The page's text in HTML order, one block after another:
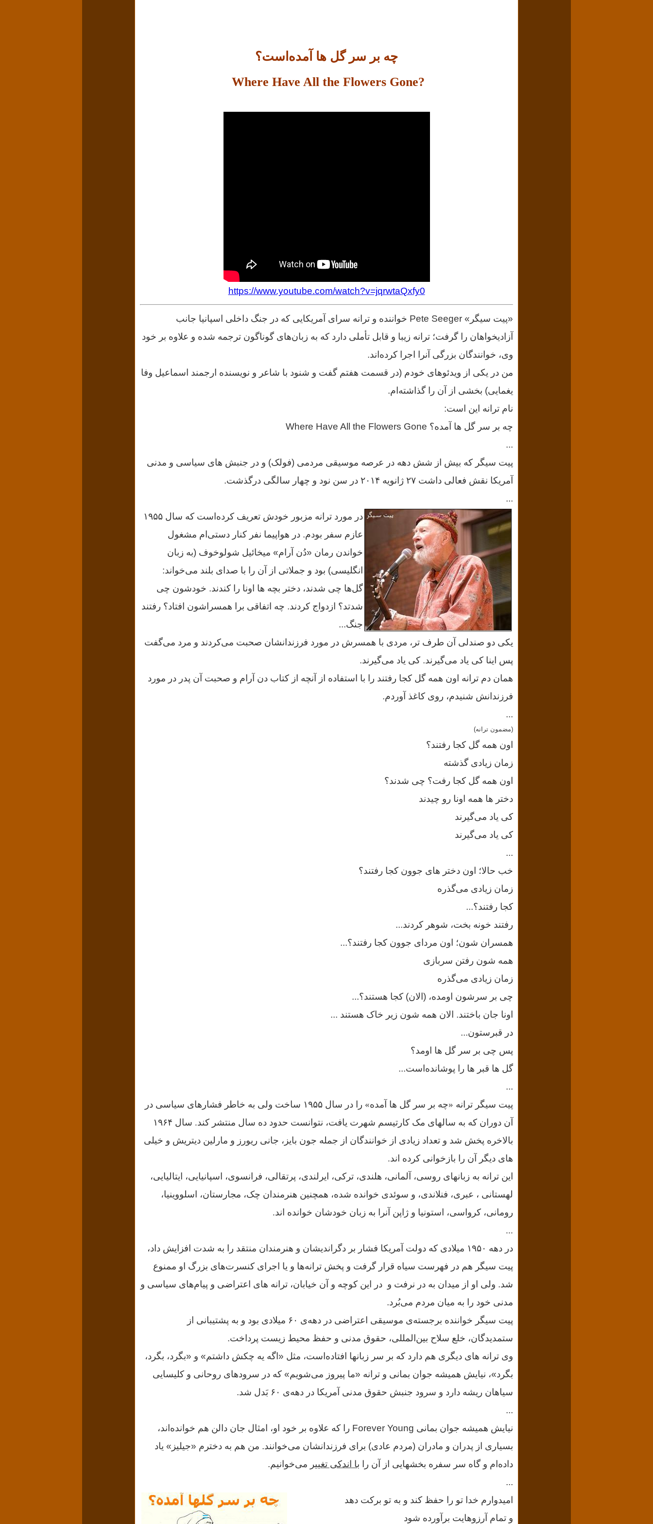
چه بر سر گل ها آمده‌است؟
?Where Have All the Flowers Gone
https://www.youtube.com/watch?v=jqrwtaQxfy0
«پیت سیگر» Pete Seeger خواننده و ترانه سرای آمریکایی که در جنگ داخلی اسپانیا جانب
آزادیخواهان را گرفت؛ ترانه زیبا و قابل تأملی دارد که به زبان‌های گوناگون ترجمه شده و علاوه بر خود
وی، خوانندگان بزرگی آنرا اجرا کرده‌اند.
من در یکی از ویدئوهای خودم (در قسمت هفتم گفت و شنود با شاعر و نویسنده ارجمند اسماعیل وفا
یغمایی) بخشی از آن را گذاشته‌ام.
نام ترانه این است:
چه بر سر گل ها آمده؟ Where Have All the Flowers Gone
...
پیت سیگر که بیش از شش دهه در عرصه موسیقی مردمی (فولک) و در جنبش های سیاسی و مدنی
آمریکا نقش فعالی داشت ۲۷ ژانویه ۲۰۱۴ در سن نود و چهار سالگی درگذشت.
...
در مورد ترانه مزبور خودش تعریف کرده‌است که سال ۱۹۵۵
عازم سفر بودم. در هواپیما نفر کنار دستی‌ام مشغول
خواندن رمان «دُن آرام» میخائیل شولوخوف (به زبان
انگلیسی) بود و جملاتی از آن را با صدای بلند می‌خواند:
گل‌ها چی شدند، دختر بچه ها اونا را کندند. خودشون چی
شدتد؟ ازدواج کردند. چه اتفاقی برا همسراشون افتاد؟ رفتند
جنگ...
یکی دو صندلی آن طرف تر، مردی با همسرش در مورد فرزندانشان صحبت می‌کردند و مرد می‌گفت
پس اینا کی یاد می‌گیرند. کی یاد می‌گیرند.
همان دم ترانه اون همه گل کجا رفتند را با استفاده از آنچه از کتاب دن آرام و صحبت آن پدر در مورد
فرزندانش شنیدم، روی کاغذ آوردم.
...
(مضمون ترانه)
اون همه گل کجا رفتند؟
زمان زیادی گذشته
اون همه گل کجا رفت؟ چی شدند؟
دختر ها همه اونا رو چیدند
کی یاد می‌گیرند
کی یاد می‌گیرند
...
خب حالا؛ اون دختر های جوون کجا رفتند؟
زمان زیادی می‌گذره
کجا رفتند؟...
رفتند خونه بخت، شوهر کردند...
همسران شون؛ اون مردای جوون کجا رفتند؟...
همه شون رفتن سربازی
زمان زیادی می‌گذره
چی بر سرشون اومده، (الان) کجا هستند؟...
اونا جان باختند. الان همه شون زیر خاک هستند ...
در قبرستون...
پس چی بر سر گل ها اومد؟
گل ها قبر ها را پوشانده‌است...
...
پیت سیگر ترانه «چه بر سر گل ها آمده» را در سال ۱۹۵۵ ساخت ولی به خاطر فشارهای سیاسی در
آن دوران که به سالهای مک کارتیسم شهرت یافت، نتوانست حدود ده سال منتشر کند. سال ۱۹۶۴
بالاخره پخش شد و تعداد زیادی از خوانندگان از جمله جون بایز، جانی ریورز و مارلین دیتریش و خیلی
های دیگر آن را بازخوانی کرده اند.
این ترانه به زبانهای روسی، آلمانی، هلندی، ترکی، ایرلندی، پرتقالی، فرانسوی، اسپانیایی، ایتالیایی،
لهستانی ، عبری، فنلاندی، و سوئدی خوانده شده، همچنین هنرمندان چک، مجارستان، اسلووینیا،
رومانی، کرواسی، استونیا و ژاپن آنرا به زبان خودشان خوانده اند.
...
در دهه ۱۹۵۰ میلادی که دولت آمریکا فشار بر دگراندیشان و هنرمندان منتقد را به شدت افزایش داد،
پیت سیگر هم در فهرست سیاه قرار گرفت و پخش ترانه‌ها و یا اجرای کنسرت‌های بزرگ او ممنوع
شد. ولی او از میدان به در نرفت و در این کوچه و آن خیابان، ترانه های اعتراضی و پیام‌های سیاسی و
مدنی خود را به میان مردم می‌بُرد.
پیت سیگر
خواننده‌ برجسته‌ی موسیقی اعتراضی در دهه‌ی ۶۰ میلادی بود و به پشتیبانی از
ستمدیدگان، خلع سلاح بین‌المللی، حقوق مدنی و حفظ محیط زیست پرداخت.
وی ترانه‌ های دیگری هم دارد که بر سر زبانها افتاده‌است، مثل «اگه یه چکش داشتم» و «بگرد، بگرد،
بگرد»، نیایش همیشه جوان بمانی و ترانه «ما پیروز می‌شویم» که در سرودهای روحانی و کلیسایی
سیاهان ریشه دارد و سرود جنبش حقوق مدنی آمریکا در دهه‌ی ۶۰ بَدل شد.
...
نیایش همیشه جوان بمانی Forever Young را که علاوه بر خود او، امثال جان دالن هم خوانده‌اند،
بسیاری از پدران و مادران (مردم عادی) برای فرزندانشان می‌خوانند. من هم به دخترم «جیلیز» یاد
داده‌ام و گاه سر سفره بخشهایی از آن را با اندکی تغییر می‌خوانیم.
...
امیدوارم خدا تو را حفظ کند و به تو برکت دهد
و تمام آرزوهایت برآورده شود